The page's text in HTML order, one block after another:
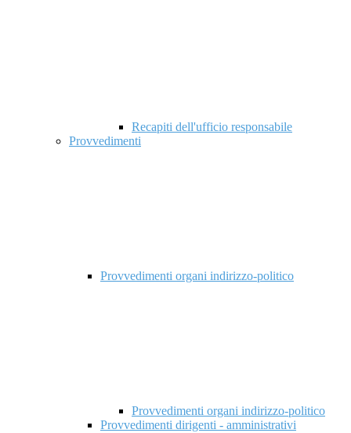
Recapiti dell'ufficio responsabile
Provvedimenti
Provvedimenti organi indirizzo-politico
Provvedimenti organi indirizzo-politico
Provvedimenti dirigenti - amministrativi